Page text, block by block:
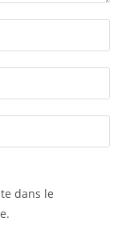
dans le